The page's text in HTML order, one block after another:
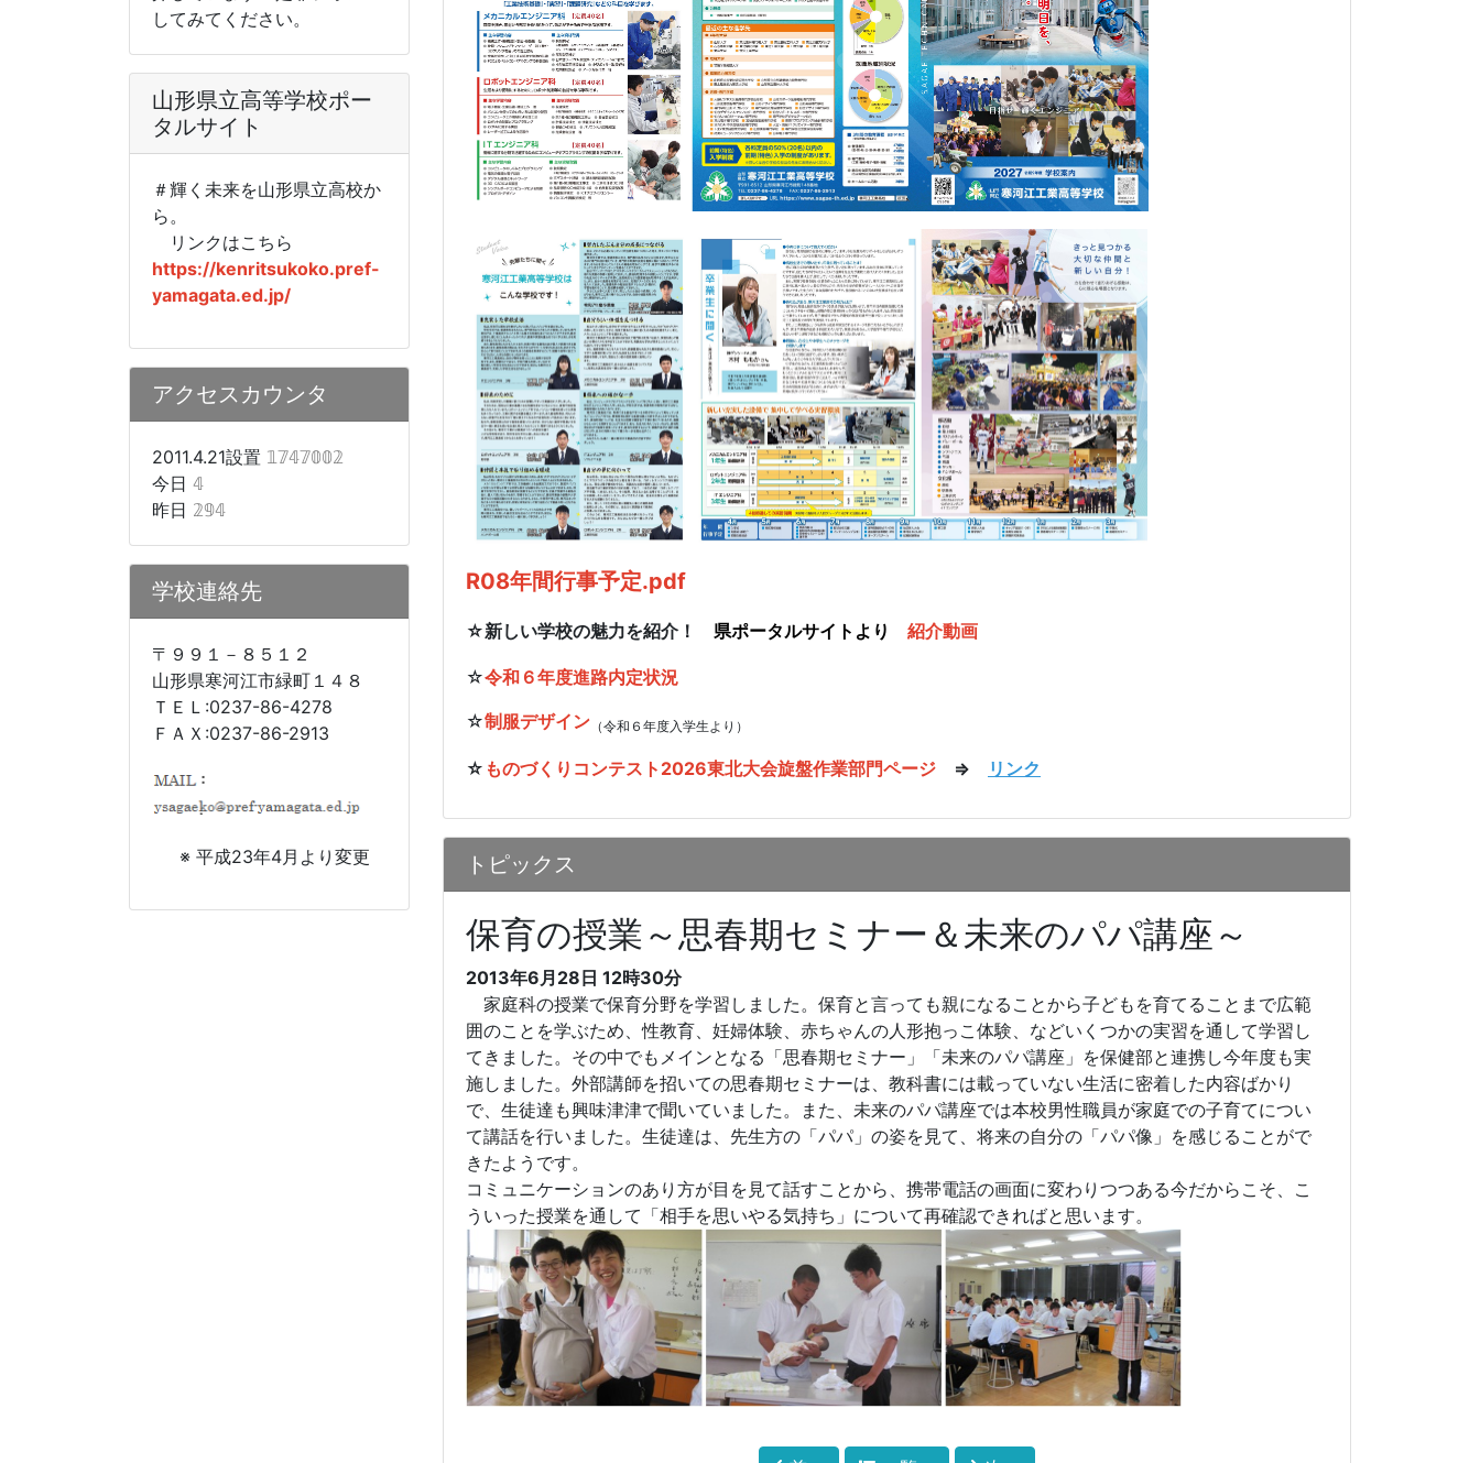
してみてください。
山形県立高等学校ポー
タルサイト
＃輝く未来を山形県立高校か
ら。
リンクはこちら
https://kenritsukoko.pref-
yamagata.ed.jp/
アクセスカウンタ
2011.4.21設置 𝟙𝟟𝟜𝟟𝟘𝟘𝟚
今日 𝟜
昨日 𝟚𝟡𝟜
学校連絡先
〒９９１－８５１２
山形県寒河江市緑町１４８
ＴＥＬ:0237-86-4278
ＦＡＸ:0237-86-2913
※ 平成23年4月より変更
R08年間行事予定.pdf
☆新しい学校の魅力を紹介！ 県ポータルサイトより 紹介動画
☆令和６年度進路内定状況
☆制服デザイン （令和６年度入学生より）
☆ ものづくりコンテスト2026東北大会旋盤作業部門ページ ⇒ リンク
トピックス
保育の授業～思春期セミナー＆未来のパパ講座～
2013年6月28日 12時30分
家庭科の授業で保育分野を学習しました。保育と言っても親になることから子どもを育てることまで広範
囲のことを学ぶため、性教育、妊婦体験、赤ちゃんの人形抱っこ体験、などいくつかの実習を通して学習し
てきました。その中でもメインとなる「思春期セミナー」「未来のパパ講座」を保健部と連携し今年度も実
施しました。外部講師を招いての思春期セミナーは、教科書には載っていない生活に密着した内容ばかり
で、生徒達も興味津津で聞いていました。また、未来のパパ講座では本校男性職員が家庭での子育てについ
て講話を行いました。生徒達は、先生方の「パパ」の姿を見て、将来の自分の「パパ像」を感じることがで
きたようです。
コミュニケーションのあり方が目を見て話すことから、携帯電話の画面に変わりつつある今だからこそ、こ
ういった授業を通して「相手を思いやる気持ち」について再確認できればと思います。